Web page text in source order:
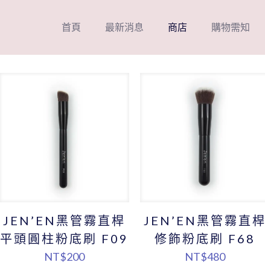
首頁 最新消息 商店 購物需知
JEN’EN黑管霧直桿
平頭圓柱粉底刷 F09
NT$200
JEN’EN黑管霧直桿
修飾粉底刷 F68
NT$480